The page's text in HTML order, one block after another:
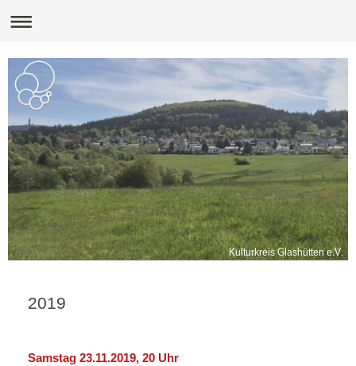
Kulturkreis Glashütten e.V.
2019
Samstag 23.11.2019, 20 Uhr